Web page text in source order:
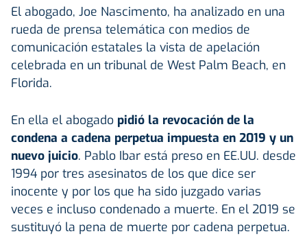
El abogado, Joe Nascimento, ha analizado en una
rueda de prensa telemática con medios de
comunicación estatales la vista de apelación
celebrada en un tribunal de West Palm Beach, en
Florida.
En ella el abogado pidió la revocación de la
condena a cadena perpetua impuesta en 2019 y un
nuevo juicio. Pablo Ibar está preso en EE.UU. desde
1994 por tres asesinatos de los que dice ser
inocente y por los que ha sido juzgado varias
veces e incluso condenado a muerte. En el 2019 se
sustituyó la pena de muerte por cadena perpetua.